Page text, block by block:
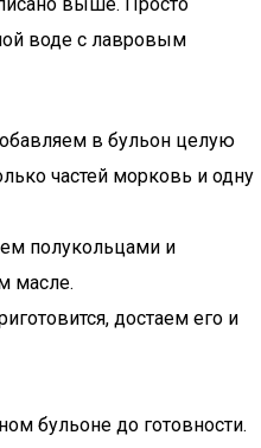
воде с лавровым
в бульон целую
частей морковь и одну
полукольцами и
масле.
достаем его и
бульоне до готовности.